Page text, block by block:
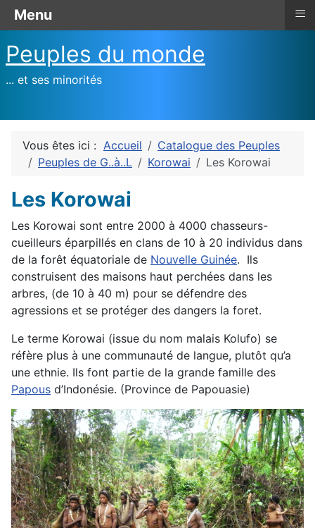
Peuples du monde
... et ses minorités
Vous êtes ici : Accueil
Catalogue des Peuples
Peuples de G..à..L
Korowai Les Korowai
Les Korowai
Les Korowai sont entre 2000 à 4000 chasseurs-
cueilleurs éparpillés en clans de 10 à 20 individus dans
de la forêt équatoriale de Nouvelle Guinée. Ils
construisent des maisons haut perchées dans les
arbres, (de 10 à 40 m) pour se défendre des
agressions et se protéger des dangers la foret.
Le terme Korowai (issue du nom malais Kolufo) se
réfère plus à une communauté de langue, plutôt qu’a
une ethnie. Ils font partie de la grande famille des
Papous d’Indonésie. (Province de Papouasie)
Menu ≡